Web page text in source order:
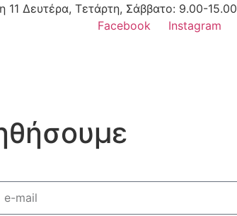
11 Δευτέρα, Τετάρτη, Σάββατο: 9.00-
Facebook
Instagram